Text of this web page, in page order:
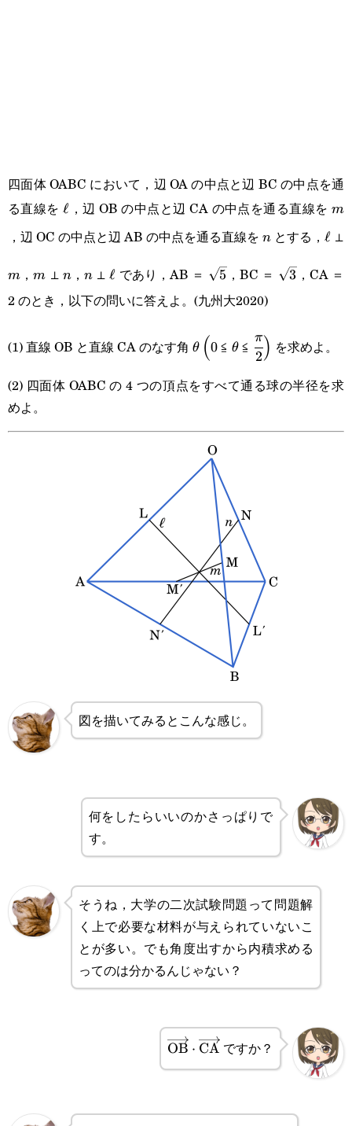
四面体 OABC において，辺 OA の中点と辺 BC の中点を通
る直線を\ell
ℓ ，辺 OB の中点と辺 CA の中点を通る直線をm
m
，辺 OC の中点と辺 AB の中点を通る直線を n
n とする， \ell
ℓ ⊥
m ，m ⊥ n，n ⊥ \ell
ℓ であり，AB ＝ \sqrt{5}
5 ，BC ＝ \sqrt{3}
3 ，CA ＝
2 のとき，以下の問いに答えよ。(九州大2020)
(1) 直線 OB と直線 CA のなす角 \theta
θ
\Big(0
(0≦\theta
θ≦ \cfrac{\pi}
{2}\Big)
2
π) を求めよ。
(2) 四面体 OABC の 4 つの頂点をすべて通る球の半径を求
めよ。
図を描いてみるとこんな感じ。
何をしたらいいのかさっぱりで
す。
そうね，大学の二次試験問題って問題解
く上で必要な材料が与えられていないこ
とが多い。でも角度出すから内積求める
ってのは分かるんじゃない？
OB ⋅ CA ですか？